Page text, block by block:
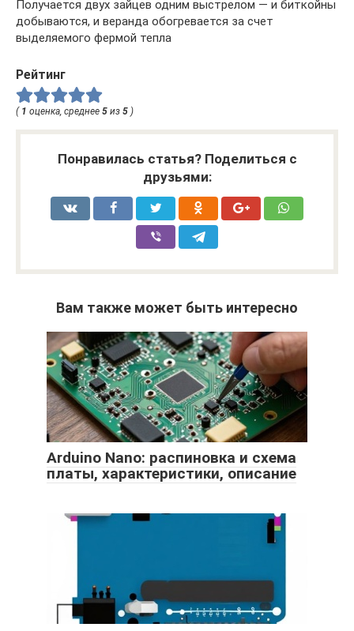
Получается двух зайцев одним выстрелом — и биткойны
добываются, и веранда обогревается за счет
выделяемого фермой тепла
Рейтинг
( 1 оценка, среднее 5 из 5 )
Понравилась статья? Поделиться с
друзьями:
Вам также может быть интересно
Arduino Nano: распиновка и схема
платы, характеристики, описание